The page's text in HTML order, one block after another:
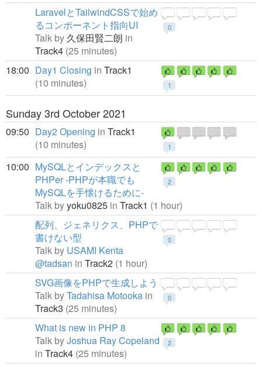
0
LaravelとTailwindCSSで始め
るコンポーネント指向UI
Talk by 久保田賢二朗 in
Track4 (25 minutes)
18:00
1
Day1 Closing in Track1
(10 minutes)
Sunday 3rd October 2021
09:50
1
Day2 Opening in Track1
(10 minutes)
10:00
2
MySQLとインデックスと
PHPer -PHPが本職でも
MySQLを手懐けるために-
Talk byyoku0825 in Track1 (1 hour)
0
配列、ジェネリクス、PHPで
書けない型
Talk by USAMI Kenta
@tadsan in Track2 (1 hour)
0
SVG画像をPHPで生成しよう
Talk byTadahisa Motooka in
Track3 (25 minutes)
2
What is new in PHP 8
Talk byJoshua Ray Copeland
in Track4 (25 minutes)